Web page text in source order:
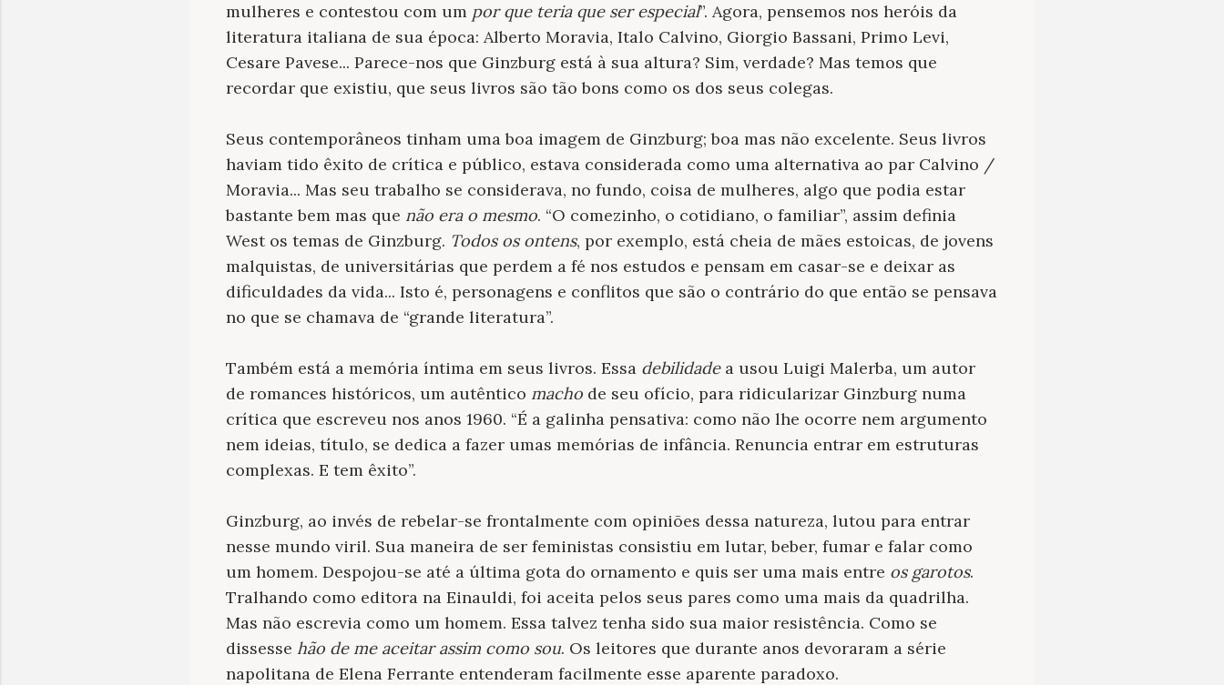
mulheres e contestou com um por que teria que ser especial”. Agora, pensemos nos heróis da
literatura italiana de sua época: Alberto Moravia, Italo Calvino, Giorgio Bassani, Primo Levi,
Cesare Pavese... Parece-nos que Ginzburg está à sua altura? Sim, verdade? Mas temos que
recordar que existiu, que seus livros são tão bons como os dos seus colegas.
Seus contemporâneos tinham uma boa imagem de Ginzburg; boa mas não excelente. Seus livros
haviam tido êxito de crítica e público, estava considerada como uma alternativa ao par Calvino /
Moravia... Mas seu trabalho se considerava, no fundo, coisa de mulheres, algo que podia estar
bastante bem mas que não era o mesmo. “O comezinho, o cotidiano, o familiar”, assim definia
West os temas de Ginzburg. Todos os ontens, por exemplo, está cheia de mães estoicas, de jovens
malquistas, de universitárias que perdem a fé nos estudos e pensam em casar-se e deixar as
dificuldades da vida... Isto é, personagens e conflitos que são o contrário do que então se pensava
no que se chamava de “grande literatura”.
Também está a memória íntima em seus livros. Essa debilidadea usou Luigi Malerba, um autor
de romances históricos, um autêntico macho de seu ofício, para ridicularizar Ginzburg numa
crítica que escreveu nos anos 1960. “É a galinha pensativa: como não lhe ocorre nem argumento
nem ideias, título, se dedica a fazer umas memórias de infância. Renuncia entrar em estruturas
complexas. E tem êxito”.
Ginzburg, ao invés de rebelar-se frontalmente com opiniões dessa natureza, lutou para entrar
nesse mundo viril. Sua maneira de ser feministas consistiu em lutar, beber, fumar e falar como
um homem. Despojou-se até a última gota do ornamento e quis ser uma mais entre os garotos.
Tralhando como editora na Einauldi, foi aceita pelos seus pares como uma mais da quadrilha.
Mas não escrevia como um homem. Essa talvez tenha sido sua maior resistência. Como se
dissesse hão de me aceitar assim como sou. Os leitores que durante anos devoraram a série
napolitana de Elena Ferrante entenderam facilmente esse aparente paradoxo.